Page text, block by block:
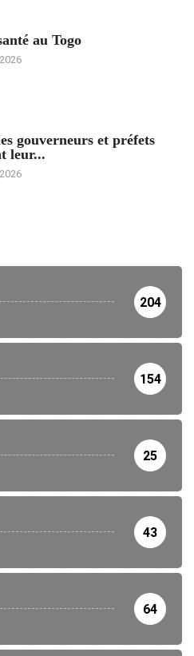
au Togo
gouverneurs et préfets
leur...
204
154
25
43
64